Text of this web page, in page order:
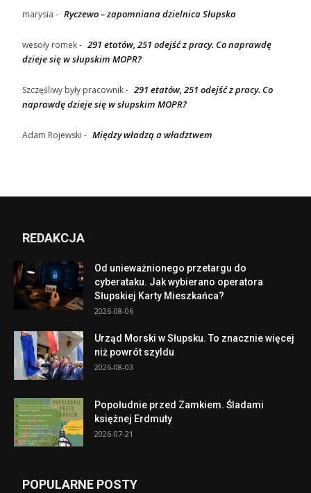
marysia - Ryczewo – zapomniana dzielnica Słupska
wesoły romek- 291 etatów, 251 odejść z pracy. Co naprawdę
dzieje się w słupskim MOPR?
Szczęśliwy były pracownik- 291 etatów, 251 odejść z pracy. Co
naprawdę dzieje się w słupskim MOPR?
Adam Rojewski - Między władzą a władztwem
REDAKCJA
Od unieważnionego przetargu do
cyberataku. Jak wybierano operatora
Słupskiej Karty Mieszkańca?
2026-08-06
Urząd Morski w Słupsku. To znacznie więcej
niż powrót szyldu
2026-08-03
Popołudnie przed Zamkiem. Śladami
księżnej Erdmuty
2026-07-21
POPULARNE POSTY